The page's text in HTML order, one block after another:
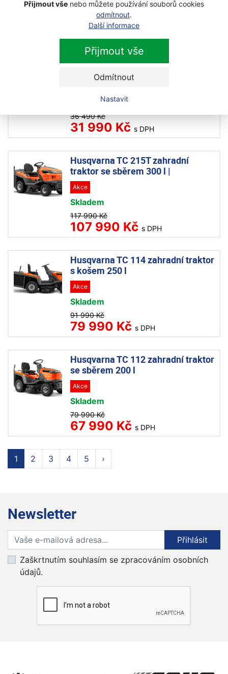
Přijmout vše nebo můžete používání souborů cookies
odmítnout.
Další informace
Přijmout vše
Odmítnout
Nastavit
Skladem
5 030 Kč
4 399 Kč s DPH
ECOVACS GOAT A1600 LiDAR PRO
robotická sekačka
Skladem
36 490 Kč
31 990 Kč s DPH
Husqvarna TC 215T zahradní
traktor se sběrem 300 l |
Akce
Skladem
117 990 Kč
107 990 Kč s DPH
Husqvarna TC 114 zahradní traktor
s košem 250 l
Akce
Skladem
91 990 Kč
79 990 Kč s DPH
Husqvarna TC 112 zahradní traktor
se sběrem 200 l
Akce
Skladem
79 990 Kč
67 990 Kč s DPH
1 2 3 4 5 ›
Newsletter
Přihlaste se k odběru novinek
Přihlásit
Zaškrtnutím souhlasím se zpracováním osobních
údajů.